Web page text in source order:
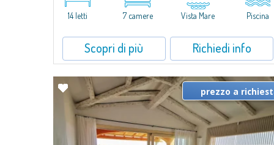
caratterizzata da un'invidiabile posizione panoramica...
14 letti 7 camere Vista Mare Piscina
Scopri di più Richiedi info
prezzo a